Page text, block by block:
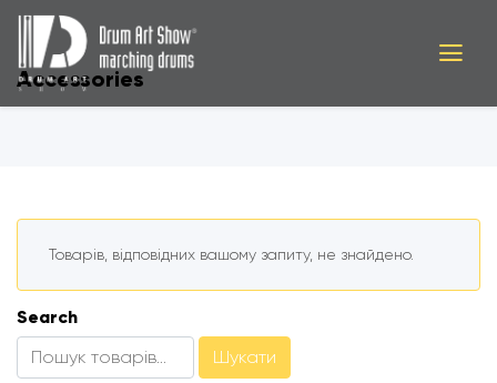
Accessories
Товарів, відповідних вашому запиту, не знайдено.
Search
Шукати